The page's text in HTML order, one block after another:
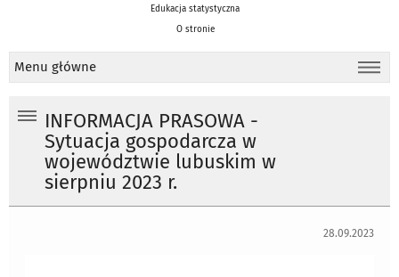
Edukacja statystyczna
O stronie
Menu główne
INFORMACJA PRASOWA -
Sytuacja gospodarcza w
województwie lubuskim w
sierpniu 2023 r.
28.09.2023